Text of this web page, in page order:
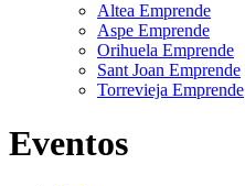
Altea Emprende
Aspe Emprende
Orihuela Emprende
Sant Joan Emprende
Torrevieja Emprende
Eventos